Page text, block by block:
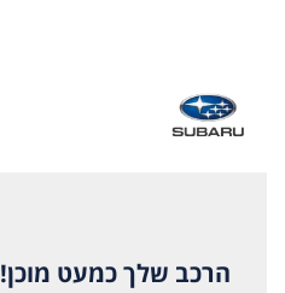
הרכב שלך כמעט מוכן!